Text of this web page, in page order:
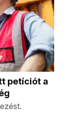
petíciót a